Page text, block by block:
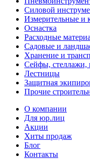
Силовой
Измерительные и
Оснастка
Расходные
Садовые и
Хранение и
Сейфы,
Лестницы
Защитная
Прочие
О компании
Для юр.лиц
Акции
Хиты продаж
Блог
Контакты